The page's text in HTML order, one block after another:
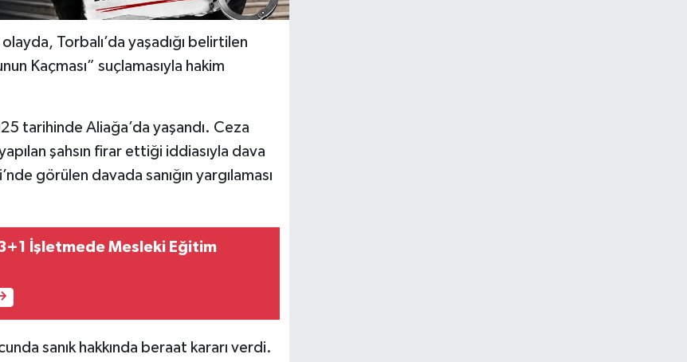
Torbalı’da yaşadığı belirtilen
Kaçması” suçlamasıyla hakim
tarihinde Aliağa’da yaşandı. Ceza
şahsın firar ettiği iddiasıyla dava
görülen davada sanığın yargılaması
3+1 İşletmede Mesleki Eğitim
sanık hakkında beraat kararı verdi.